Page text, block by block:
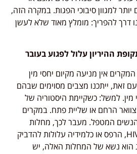
למגוון סיבוכי הפגות. במקרה הזה,
דרך להפריך: מומלץ מאוד שלא לעשן
ההיריון עלול לפגוע בעובר
אין מניעה מקיום יחסי מין
זאת, ייתכנו מצבים מסוימים שבהם
מין. למשל: כשקיימת היסטוריה של
הרחם או שליית פתח. במקרים
הנשים המטפל. מעבר לכך, מחלות
המועברות ביחסי מין כגון HIV, הרפס או כלמידיה עלולות להדביק
הוא נשא של המחלות האלה, יש